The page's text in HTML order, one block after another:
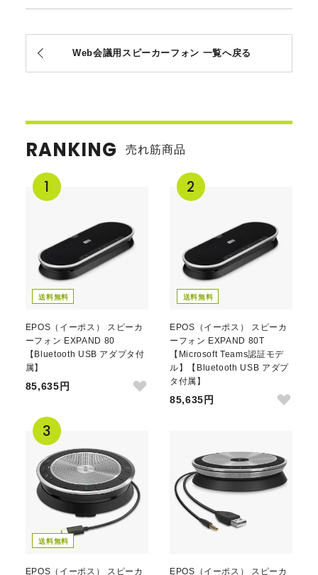
Web会議用スピーカーフォン 一覧へ戻る
RANKING 売れ筋商品
送料無料
EPOS（イーポス） スピーカ
ーフォン EXPAND 80
【Bluetooth USB アダプタ付
属】
85,635円
送料無料
EPOS（イーポス） スピーカ
ーフォン EXPAND 80T
【Microsoft Teams認証モデ
ル】【Bluetooth USB アダプ
タ付属】
85,635円
送料無料
EPOS（イーポス） スピーカ EPOS（イーポス） スピーカ